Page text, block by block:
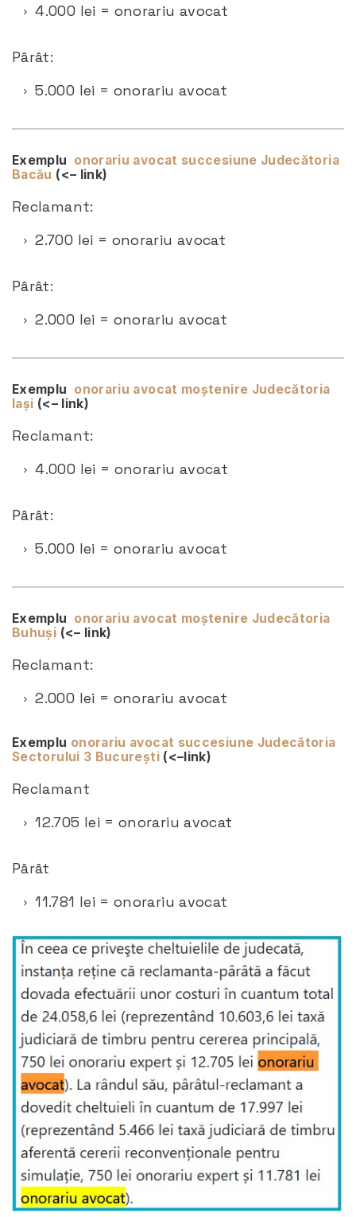
4.000 lei = onorariu avocat
Pârât:
5.000 lei = onorariu avocat
Exemplu onorariu avocat succesiune Judecătoria
Bacău (<– link)
Reclamant:
2.700 lei = onorariu avocat
Pârât:
2.000 lei = onorariu avocat
Exemplu onorariu avocat moștenire Judecătoria
Iași (<– link)
Reclamant:
4.000 lei = onorariu avocat
Pârât:
5.000 lei = onorariu avocat
Exemplu onorariu avocat moștenire Judecătoria
Buhuși (<– link)
Reclamant:
2.000 lei = onorariu avocat
Exemplu onorariu avocat succesiune Judecătoria
Sectorului 3 București(<–link)
Reclamant
12.705 lei = onorariu avocat
Pârât
11.781 lei = onorariu avocat